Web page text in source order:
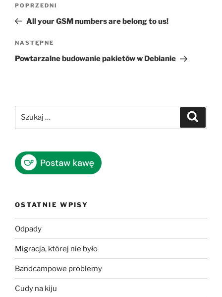
Poprzedni
wpis
POPRZEDNI
All your GSM numbers are belong to us!
Następny
wpis
NASTĘPNE
Powtarzalne budowanie pakietów w Debianie
OSTATNIE WPISY
Odpady
Migracja, której nie było
Bandcampowe problemy
Cudy na kiju